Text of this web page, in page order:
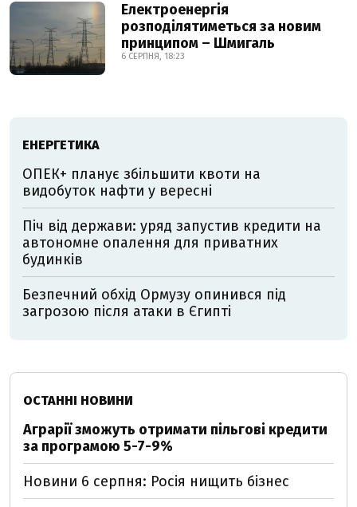
Електроенергія
розподілятиметься за новим
принципом – Шмигаль
6 СЕРПНЯ, 18:23
ЕНЕРГЕТИКА
ОПЕК+ планує збільшити квоти на
видобуток нафти у вересні
Піч від держави: уряд запустив кредити на
автономне опалення для приватних
будинків
Безпечний обхід Ормузу опинився під
загрозою після атаки в Єгипті
ОСТАННІ НОВИНИ
Аграрії зможуть отримати пільгові кредити
за програмою 5-7-9%
Новини 6 серпня: Росія нищить бізнес